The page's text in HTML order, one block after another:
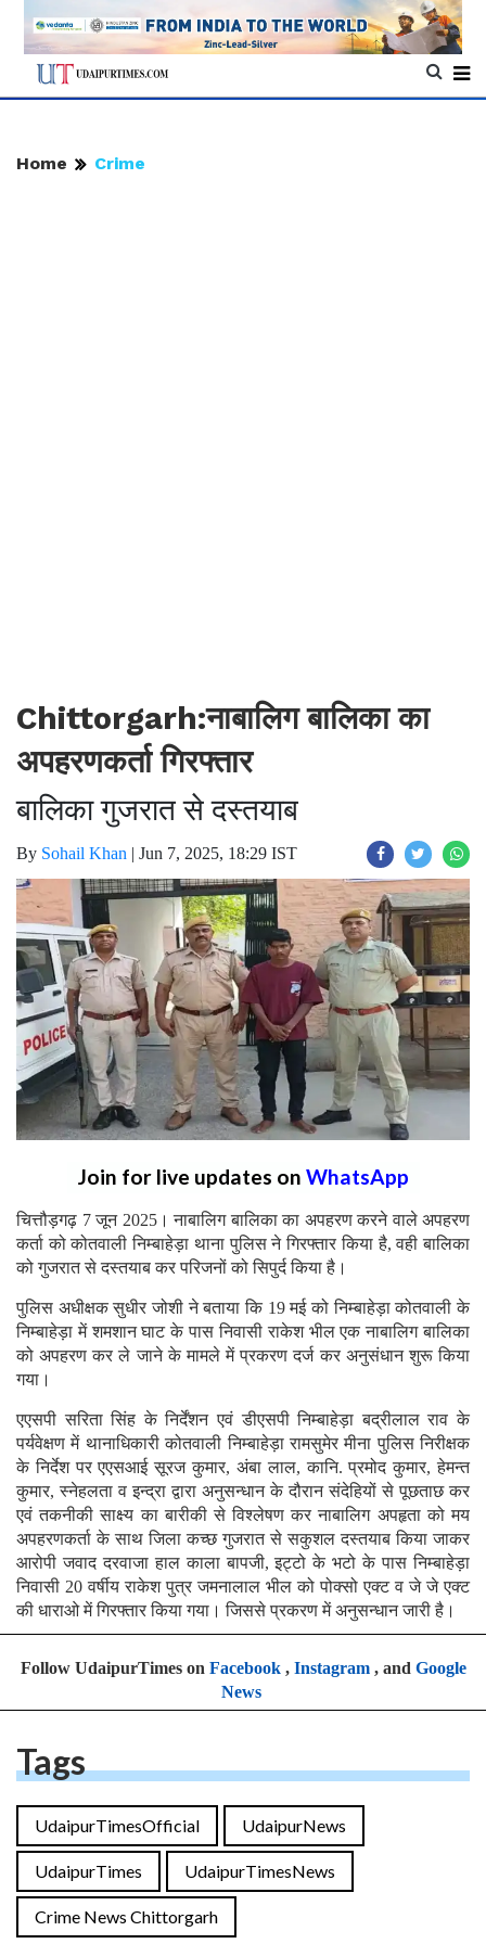
Home Crime
Chittorgarh:नाबालिग बालिका का
अपहरणकर्ता गिरफ्तार
बालिका गुजरात से दस्तयाब
By Sohail Khan | Jun 7, 2025, 18:29 IST
Join for live updates on WhatsApp
चित्तौड़गढ़ 7 जून 2025। नाबालिग बालिका का अपहरण करने वाले अपहरण
कर्ता को कोतवाली निम्बाहेड़ा थाना पुलिस ने गिरफ्तार किया है, वही बालिका
को गुजरात से दस्तयाब कर परिजनों को सिपुर्द किया है।
पुलिस अधीक्षक सुधीर जोशी ने बताया कि 19 मई को निम्बाहेड़ा कोतवाली के
निम्बाहेड़ा में शमशान घाट के पास निवासी राकेश भील एक नाबालिग बालिका
को अपहरण कर ले जाने के मामले में प्रकरण दर्ज कर अनुसंधान शुरू किया
गया।
एएसपी सरिता सिंह के निर्देंशन एवं डीएसपी निम्बाहेड़ा बद्रीलाल राव के
पर्यवेक्षण में थानाधिकारी कोतवाली निम्बाहेड़ा रामसुमेर मीना पुलिस निरीक्षक
के निर्देश पर एएसआई सूरज कुमार, अंबा लाल, कानि. प्रमोद कुमार, हेमन्त
कुमार, स्नेहलता व इन्द्रा द्वारा अनुसन्धान के दौरान संदेहियों से पूछताछ कर
एवं तकनीकी साक्ष्य का बारीकी से विश्लेषण कर नाबालिग अपहृता को मय
अपहरणकर्ता के साथ जिला कच्छ गुजरात से सकुशल दस्तयाब किया जाकर
आरोपी जवाद दरवाजा हाल काला बापजी, इट्टो के भटो के पास निम्बाहेड़ा
निवासी 20 वर्षीय राकेश पुत्र जमनालाल भील को पोक्सो एक्ट व जे जे एक्ट
की धाराओ में गिरफ्तार किया गया। जिससे प्रकरण में अनुसन्धान जारी है।
Follow UdaipurTimes on Facebook, Instagram, and Google
News
Tags
UdaipurTimesOfficial UdaipurNews
UdaipurTimes UdaipurTimesNews
Crime News Chittorgarh